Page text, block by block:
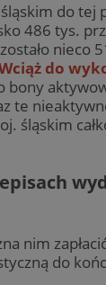
do tej
486 tys.
nieco
do
bony
te
śląskim
nim
do